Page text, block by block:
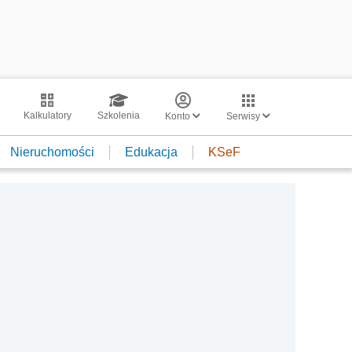
Kalkulatory Szkolenia Konto Serwisy
Nieruchomości Edukacja KSeF